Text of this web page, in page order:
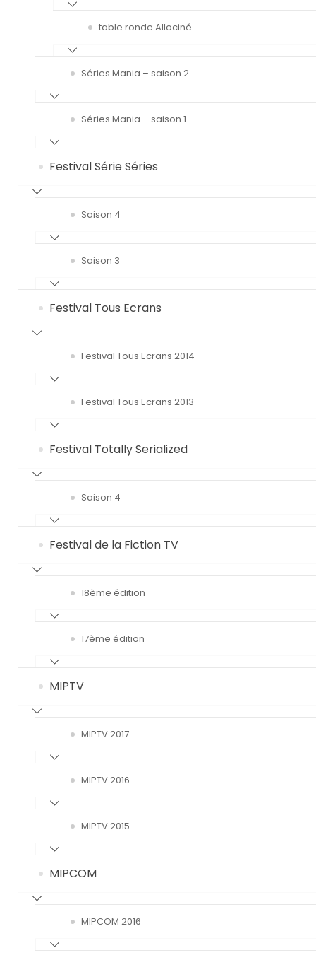
table ronde Allociné
Séries Mania – saison 2
Séries Mania – saison 1
Festival Série Séries
Saison 4
Saison 3
Festival Tous Ecrans
Festival Tous Ecrans 2014
Festival Tous Ecrans 2013
Festival Totally Serialized
Saison 4
Festival de la Fiction TV
18ème édition
17ème édition
MIPTV
MIPTV 2017
MIPTV 2016
MIPTV 2015
MIPCOM
MIPCOM 2016